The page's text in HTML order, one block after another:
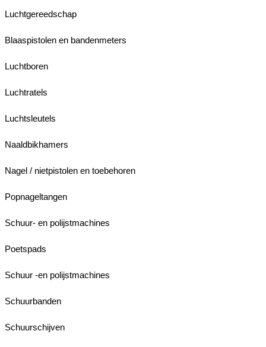
Luchtgereedschap
Blaaspistolen en bandenmeters
Luchtboren
Luchtratels
Luchtsleutels
Naaldbikhamers
Nagel / nietpistolen en toebehoren
Popnageltangen
Schuur- en polijstmachines
Poetspads
Schuur -en polijstmachines
Schuurbanden
Schuurschijven